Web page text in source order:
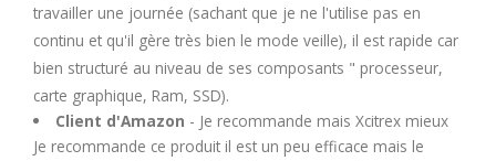
travailler une journée (sachant que je ne l'utilise pas en
continu et qu'il gère très bien le mode veille), il est rapide car
bien structuré au niveau de ses composants " processeur,
carte graphique, Ram, SSD).
Client d'Amazon - Je recommande mais Xcitrex mieux
Je recommande ce produit il est un peu efficace mais le